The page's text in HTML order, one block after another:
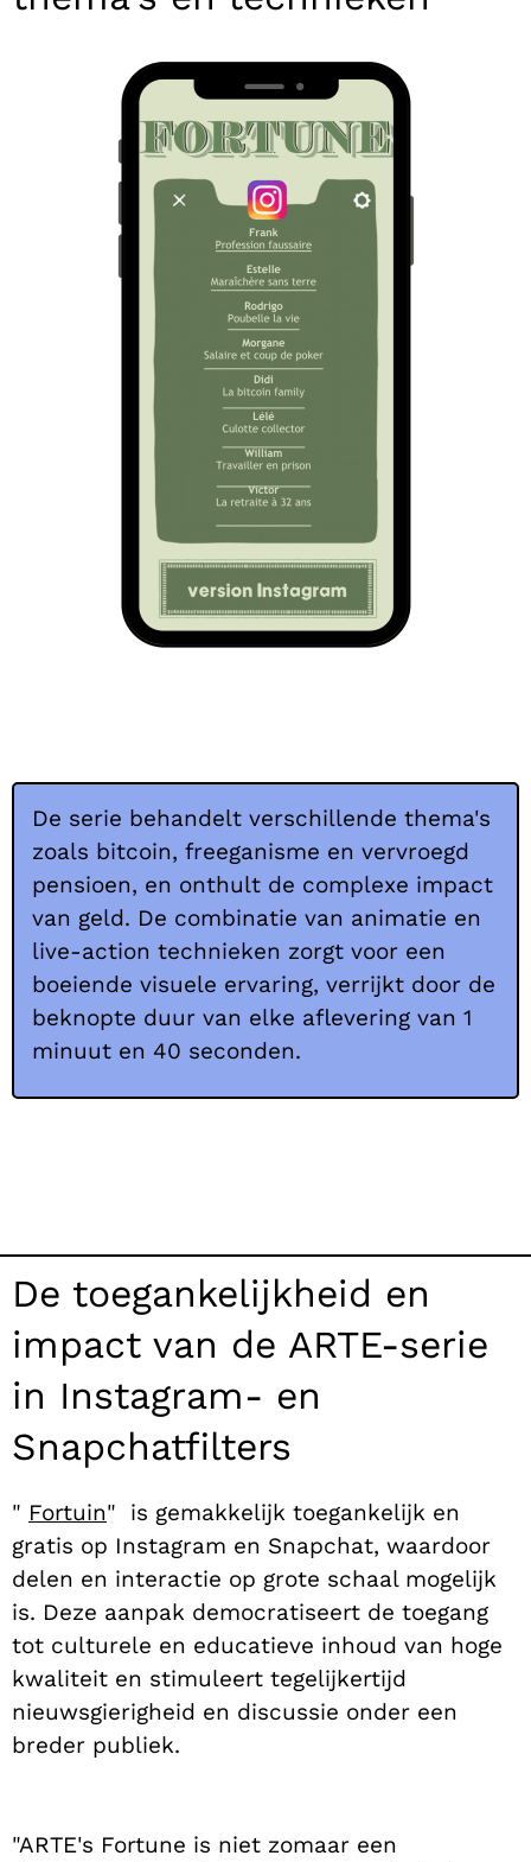
De serie behandelt verschillende thema's
zoals bitcoin, freeganisme en vervroegd
pensioen, en onthult de complexe impact
van geld. De combinatie van animatie en
live-action technieken zorgt voor een
boeiende visuele ervaring, verrijkt door de
beknopte duur van elke aflevering van 1
minuut en 40 seconden.
De toegankelijkheid en
impact van de ARTE-serie
in Instagram- en
Snapchatfilters
" Fortuin"
is gemakkelijk toegankelijk en
gratis op Instagram en Snapchat, waardoor
delen en interactie op grote schaal mogelijk
is. Deze aanpak democratiseert de toegang
tot culturele en educatieve inhoud van hoge
kwaliteit en stimuleert tegelijkertijd
nieuwsgierigheid en discussie onder een
breder publiek.
"ARTE's Fortune is niet zomaar een